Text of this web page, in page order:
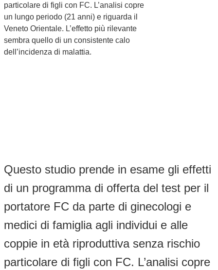
particolare di figli con FC. L’analisi copre
un lungo periodo (21 anni) e riguarda il
Veneto Orientale. L’effetto più rilevante
sembra quello di un consistente calo
dell’incidenza di malattia.
Questo studio prende in esame gli effetti
di un programma di offerta del test per il
portatore FC da parte di ginecologi e
medici di famiglia agli individui e alle
coppie in età riproduttiva senza rischio
particolare di figli con FC. L’analisi copre